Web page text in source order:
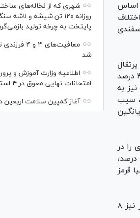
اساس
میوه اختلاف
و گوسفندی
سیب قرمز ۴۲ درصد، سیب زرد ۴۸ درصد، پرتقال
۵۷ درصد، نارنگی ۴۸ درصد، لیمو شیرین ۲۹ درصد، انار ۵۰ درصد، انگور ۶۰ درصد، موز ۱۹ درصد و کیوی ۴۹ درصد
به
۲۲ درصد، بادمجان ۲۶ درصد، کدو سبز ۱۸ درصد، سیب
به نسبت میانگین
منتهی به ۵ بهمن ماه اختلاف قیمت ۱۴ درصدی را در
هنگام خرید از میادین و بازار‌های میوه و تره‌بار شهرداری تهران تجربه کردند. به عنوان مثال در نخود ۱۷ درصد،
لوبیا سفید ۱۸ درصد و لوبیا قرمز
همچنین تهرانی‌ها در خرید برنج داخلی درجه یک ۷ درصد و کالا‌های اساسی مانند قند ۱۰ درصد و شکر نیز ۸
شهری که از نخاله‌های
روزانه ۱۲۰ تن شیشه و
پایتخت به چرخه تولید
شد
اطلاعیه وزارت آموزش و
امتحانات نهایی معوق در ۴ استان جنوبی کشور
آغاز کمپین سلامت اربعین